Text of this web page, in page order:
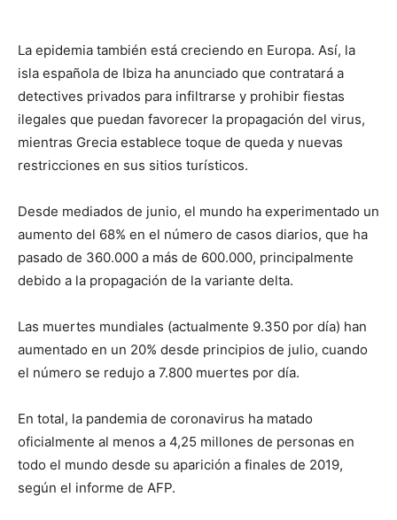
La epidemia también está creciendo en Europa. Así, la
isla española de Ibiza ha anunciado que contratará a
detectives privados para infiltrarse y prohibir fiestas
ilegales que puedan favorecer la propagación del virus,
mientras Grecia establece toque de queda y nuevas
restricciones en sus sitios turísticos.
Desde mediados de junio, el mundo ha experimentado un
aumento del 68% en el número de casos diarios, que ha
pasado de 360.000 a más de 600.000, principalmente
debido a la propagación de la variante delta.
Las muertes mundiales (actualmente 9.350 por día) han
aumentado en un 20% desde principios de julio, cuando
el número se redujo a 7.800 muertes por día.
En total, la pandemia de coronavirus ha matado
oficialmente al menos a 4,25 millones de personas en
todo el mundo desde su aparición a finales de 2019,
según el informe de AFP.